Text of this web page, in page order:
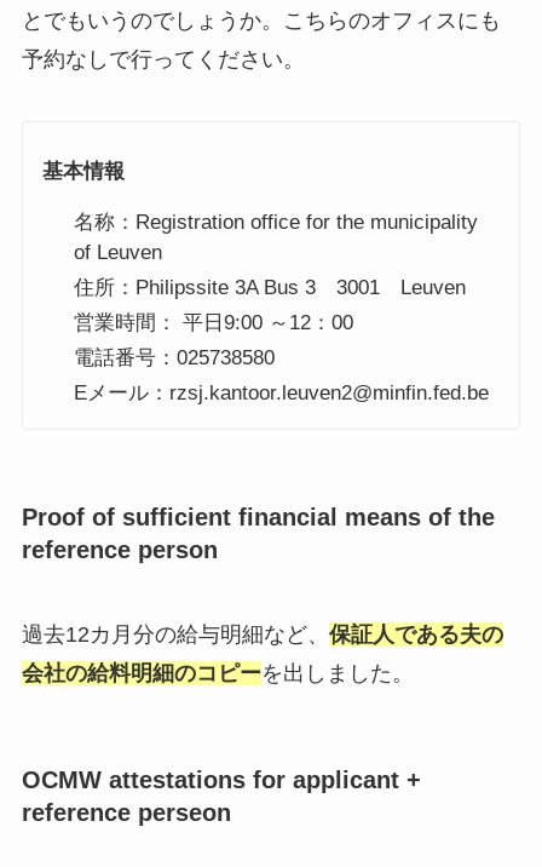
とでもいうのでしょうか。こちらのオフィスにも
予約なしで行ってください。
基本情報
名称：Registration office for the municipality
of Leuven
住所：Philipssite 3A Bus 3 3001 Leuven
営業時間： 平日9:00 ～12：00
電話番号：025738580
Eメール：rzsj.kantoor.leuven2@minfin.fed.be
Proof of sufficient financial means of the
reference person
過去12カ月分の給与明細など、 保証人である夫の
会社の給料明細のコピーを出しました。
OCMW attestations for applicant +
reference perseon